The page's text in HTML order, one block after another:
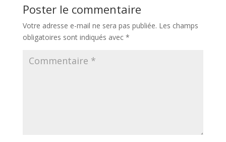
Poster le commentaire
Votre adresse e-mail ne sera pas publiée. Les champs
obligatoires sont indiqués avec *